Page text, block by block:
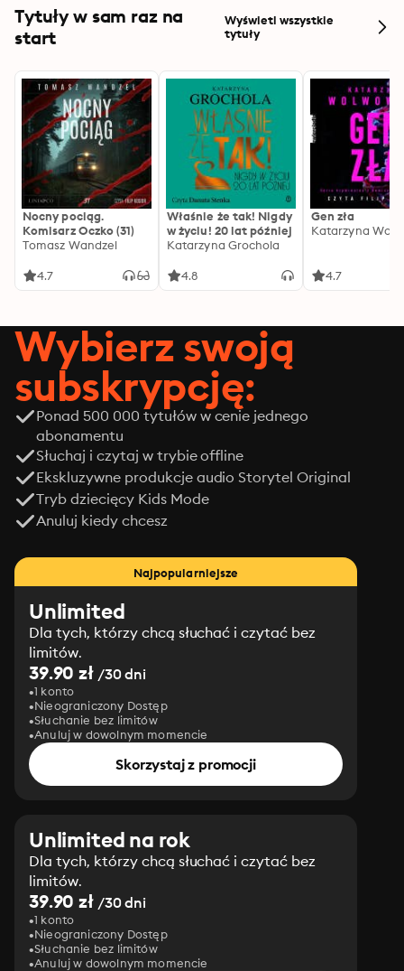
Tytuły w sam raz na
start
Wyświetl wszystkie
tytuły
Nocny pociąg.
Komisarz Oczko (31)
Tomasz Wandzel
4.7
Właśnie że tak! Nigdy
w życiu! 20 lat później
Katarzyna Grochola
4.8
Gen zła
Katarzyna
4.7
Wybierz swoją
subskrypcję:
Ponad 500 000 tytułów w cenie jednego
abonamentu
Słuchaj i czytaj w trybie offline
Ekskluzywne produkcje audio Storytel Original
Tryb dziecięcy Kids Mode
Anuluj kiedy chcesz
Najpopularniejsze
Unlimited
Dla tych, którzy chcą słuchać i czytać bez
limitów.
39.90 zł/30 dni
1 konto
Nieograniczony Dostęp
Słuchanie bez limitów
Anuluj w dowolnym momencie
Skorzystaj z promocji
Unlimited na rok
Dla tych, którzy chcą słuchać i czytać bez
limitów.
39.90 zł/30 dni
1 konto
Nieograniczony Dostęp
Słuchanie bez limitów
Anuluj w dowolnym momencie